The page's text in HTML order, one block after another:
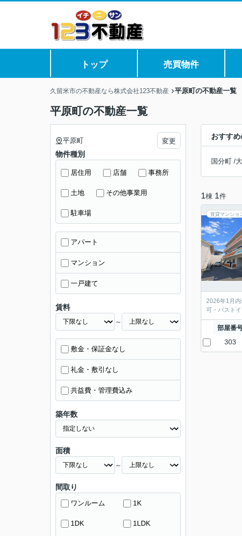
トップ 売買物件
久留米市の不動産なら株式会社123不動産 平原町の不動産一覧
平原町の不動産一覧
おすす
国分町 /
1棟 1件
賃貸マンショ
2026年1月
可・バスト
部屋番
303
平原町 変更
物件種別
居住用 店舗 事務所
土地 その他事業用
駐車場
アパート
マンション
一戸建て
賃料
～
敷金・保証金なし
礼金・敷引なし
共益費・管理費込み
築年数
面積
～
間取り
ワンルーム 1K
1DK 1LDK